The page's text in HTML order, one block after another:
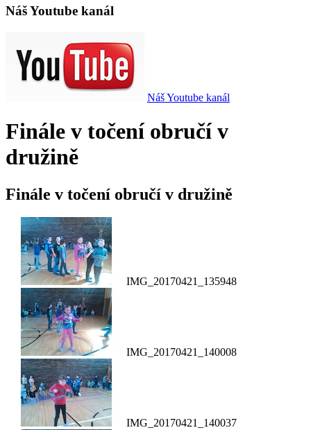
Náš Youtube kanál
Náš Youtube kanál
Finále v točení obručí v
družině
Finále v točení obručí v družině
IMG_20170421_135948
IMG_20170421_140008
IMG_20170421_140037